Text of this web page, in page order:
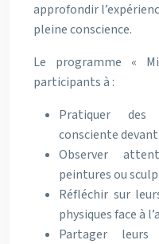
approfondir
pleine conscience.
Le programme «
participants à :
Pratiquer des
consciente
Observer
peintures ou
Réfléchir sur
physiques face à
Partager leurs